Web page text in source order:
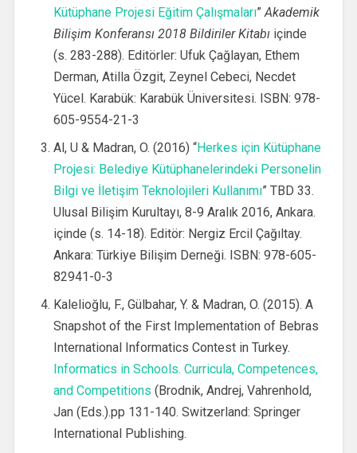
Kütüphane Projesi Eğitim Çalışmaları”Akademik
Bilişim Konferansı 2018 Bildiriler Kitabı içinde
(s. 283-288). Editörler: Ufuk Çağlayan, Ethem
Derman, Atilla Özgit, Zeynel Cebeci, Necdet
Yücel. Karabük: Karabük Üniversitesi. ISBN: 978-
605-9554-21-3
Al, U & Madran, O. (2016) “Herkes için Kütüphane
Projesi: Belediye Kütüphanelerindeki Personelin
Bilgi ve İletişim Teknolojileri Kullanımı” TBD 33.
Ulusal Bilişim Kurultayı, 8-9 Aralık 2016, Ankara.
içinde (s. 14-18). Editör: Nergiz Ercil Çağıltay.
Ankara: Türkiye Bilişim Derneği. ISBN: 978-605-
82941-0-3
Kalelioğlu, F., Gülbahar, Y. & Madran, O. (2015). A
Snapshot of the First Implementation of Bebras
International Informatics Contest in Turkey.
Informatics in Schools. Curricula, Competences,
and Competitions (Brodnik, Andrej, Vahrenhold,
Jan (Eds.).pp 131-140. Switzerland: Springer
International Publishing.